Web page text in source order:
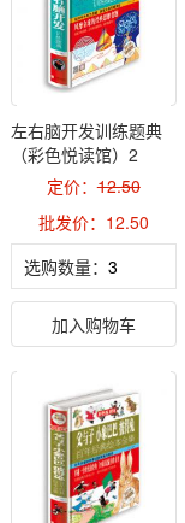
左右脑开发训练题典
（彩色悦读馆）2
定价：12.50
批发价：12.50
选购数量：
加入购物车